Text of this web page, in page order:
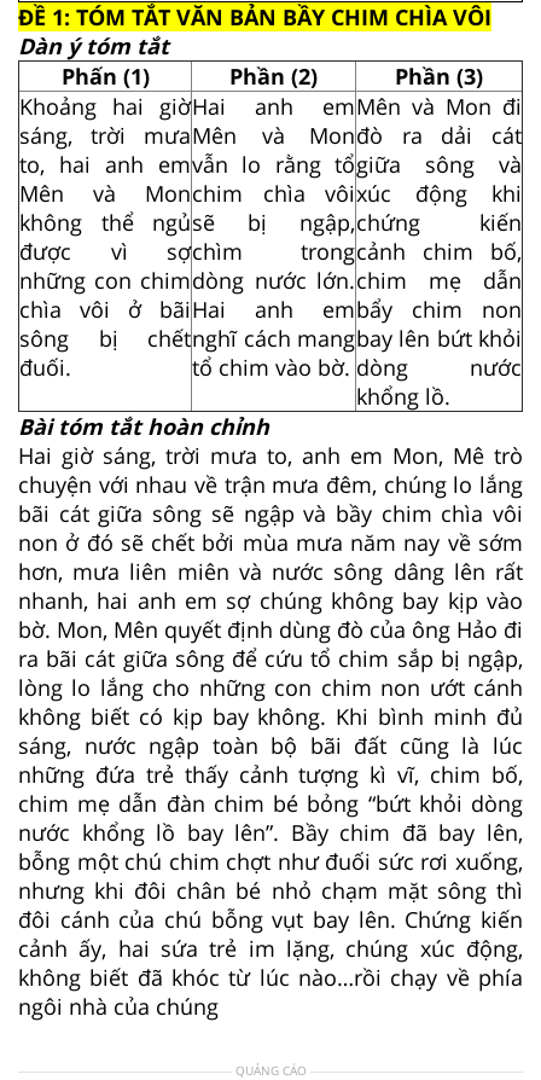
ĐỀ 1: TÓM TẮT VĂN BẢN BẦY CHIM CHÌA VÔI
Dàn ý tóm tắt
Phấn (1)
Phần (2)
Phần (3)
Khoảng hai giờ
sáng, trời mưa
to, hai anh em
Mên và Mon
không thể ngủ
được vì sợ
những con chim
chìa vôi ở bãi
sông bị chết
đuối.
Hai anh em
Mên và Mon
vẫn lo rằng tổ
chim chìa vôi
sẽ bị ngập,
chìm trong
dòng nước lớn.
Hai anh em
nghĩ cách mang
tổ chim vào bờ.
Mên và Mon đi
đò ra dải cát
giữa sông và
xúc động khi
chứng kiến
cảnh chim bố,
chim mẹ dẫn
bẩy chim non
bay lên bứt khỏi
dòng nước
khổng lồ.
Bài tóm tắt hoàn chỉnh
Hai giờ sáng, trời mưa to, anh em Mon, Mê trò
chuyện với nhau về trận mưa đêm, chúng lo lắng
bãi cát giữa sông sẽ ngập và bầy chim chìa vôi
non ở đó sẽ chết bởi mùa mưa năm nay về sớm
hơn, mưa liên miên và nước sông dâng lên rất
nhanh, hai anh em sợ chúng không bay kịp vào
bờ. Mon, Mên quyết định dùng đò của ông Hảo đi
ra bãi cát giữa sông để cứu tổ chim sắp bị ngập,
lòng lo lắng cho những con chim non ướt cánh
không biết có kịp bay không. Khi bình minh đủ
sáng, nước ngập toàn bộ bãi đất cũng là lúc
những đứa trẻ thấy cảnh tượng kì vĩ, chim bố,
chim mẹ dẫn đàn chim bé bỏng “bứt khỏi dòng
nước khổng lồ bay lên”. Bầy chim đã bay lên,
bỗng một chú chim chợt như đuối sức rơi xuống,
nhưng khi đôi chân bé nhỏ chạm mặt sông thì
đôi cánh của chú bỗng vụt bay lên. Chứng kiến
cảnh ấy, hai sứa trẻ im lặng, chúng xúc động,
không biết đã khóc từ lúc nào…rồi chạy về phía
ngôi nhà của chúng
QUẢNG CÁO